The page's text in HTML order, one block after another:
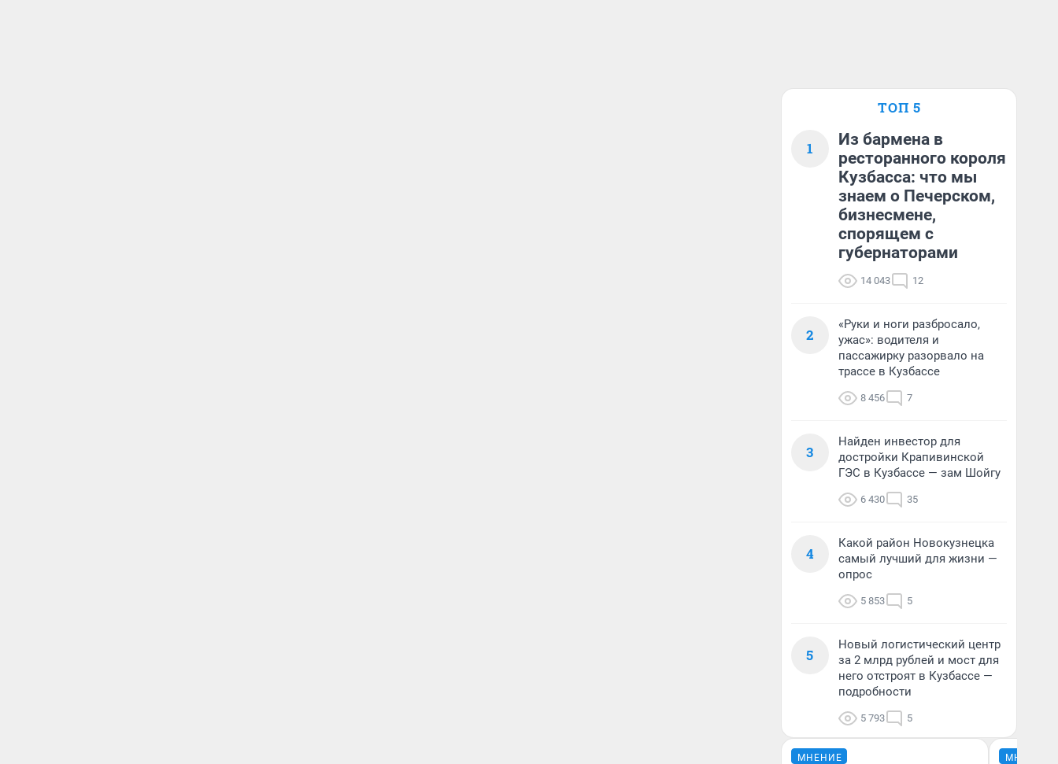
ТОП 5
1
Из бармена в
ресторанного короля
Кузбасса: что мы
знаем о Печерском,
бизнесмене,
спорящем с
губернаторами
14 043 12
2
«Руки и ноги разбросало,
ужас»: водителя и
пассажирку разорвало на
трассе в Кузбассе
8 456 7
3
Найден инвестор для
достройки Крапивинской
ГЭС в Кузбассе — зам Шойгу
6 430 35
4
Какой район Новокузнецка
самый лучший для жизни —
опрос
5 853 5
5
Новый логистический центр
за 2 млрд рублей и мост для
него отстроят в Кузбассе —
подробности
5 793 5
МНЕНИЕ МНЕНИЕ